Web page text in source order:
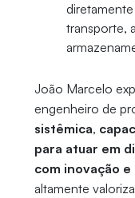
transporte,
João Marcelo
engenheiro de
sistêmica,
para atuar em
com inovação
altamente